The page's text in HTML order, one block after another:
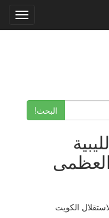
البحث!
العظمى
الكويت